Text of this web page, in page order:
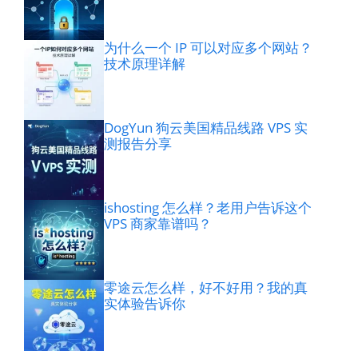
为什么一个 IP 可以对应多个网站？
技术原理详解
DogYun 狗云美国精品线路 VPS 实
测报告分享
ishosting 怎么样？老用户告诉这个
VPS 商家靠谱吗？
零途云怎么样，好不好用？我的真
实体验告诉你